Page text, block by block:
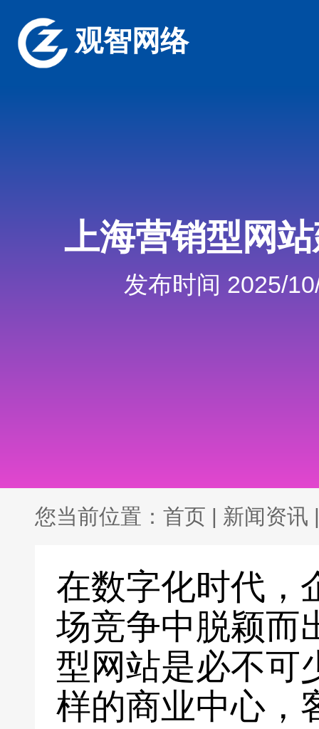
观智网络
上海营销型网
发布时间 2025/
您当前位置： 首页 | 新闻资讯 |
在数字化时代，
场竞争中脱颖而
型网站是必不可
样的商业中心，